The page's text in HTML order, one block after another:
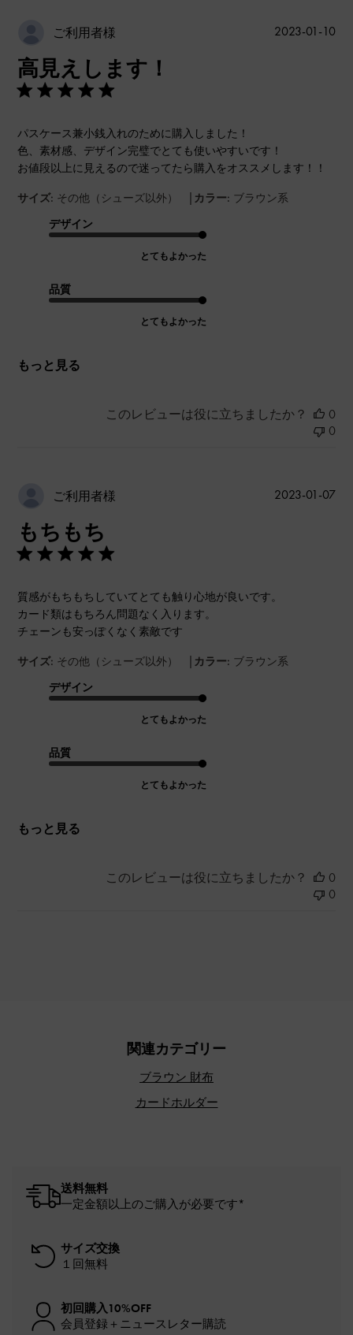
ご利用者様
高見えします！
パスケース兼小銭入れのために購入しました！
色、素材感、デザイン完璧でとても使いやすいです！
お値段以上に見えるので迷ってたら購入をオススメします！！
サイズ: その他（シューズ以外） | カラー: ブラウン系
デザイン
とてもよかった
品質
とてもよかった
もっと見る
公
2023-01-10
このレビューは役に立ちましたか？
0
0
ご利用者様
もちもち
質感がもちもちしていてとても触り心地が良いです。
カード類はもちろん問題なく入ります。
チェーンも安っぽくなく素敵です
サイズ: その他（シューズ以外） | カラー: ブラウン系
デザイン
とてもよかった
品質
とてもよかった
もっと見る
公
2023-01-07
このレビューは役に立ちましたか？
0
0
関連カテゴリー
ブラウン 財布
カードホルダー
送料無料
一定金額以上のご購入が必要です*
サイズ交換
１回無料
初回購入10%OFF
会員登録＋ニュースレター購読